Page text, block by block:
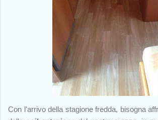
Con l'arrivo della stagione fredda, bisogna